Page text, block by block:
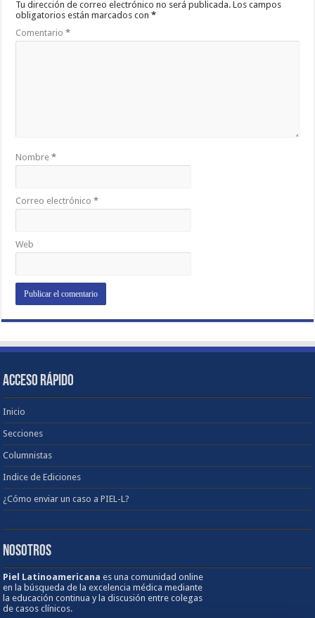
Tu dirección de correo electrónico no será publicada. Los campos
obligatorios están marcados con*
Comentario*
Nombre*
Correo electrónico*
Web
ACCESO RÁPIDO
Inicio
Secciones
Columnistas
Indice de Ediciones
¿Cómo enviar un caso a PIEL-L?
NOSOTROS
Piel Latinoamericanaes una comunidad online
en la búsqueda de la excelencia médica mediante
la educación continua y la discusión entre colegas
de casos clínicos.